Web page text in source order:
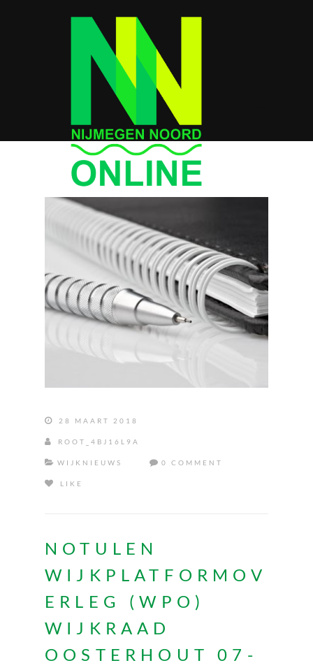
28 MAART 2018
ROOT_4BJ16L9A
WIJKNIEUWS 0 COMMENT
LIKE
NOTULEN
WIJKPLATFORMOV
ERLEG (WPO)
WIJKRAAD
OOSTERHOUT 07-